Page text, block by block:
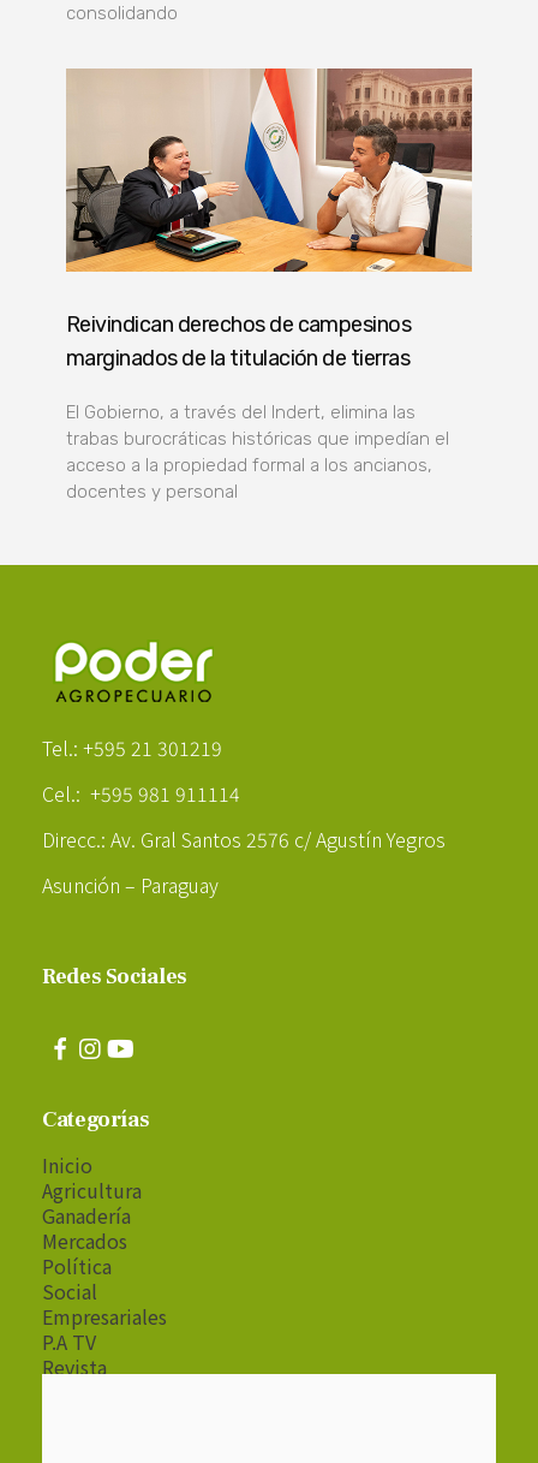
consolidando
Reivindican derechos de campesinos
marginados de la titulación de tierras
El Gobierno, a través del Indert, elimina las
trabas burocráticas históricas que impedían el
acceso a la propiedad formal a los ancianos,
docentes y personal
Tel.: +595 21 301219
Cel.: +595 981 911114
Direcc.: Av. Gral Santos 2576 c/ Agustín Yegros
Asunción – Paraguay
Redes Sociales
Categorías
Inicio
Agricultura
Ganadería
Mercados
Política
Social
Empresariales
P.A TV
Revista